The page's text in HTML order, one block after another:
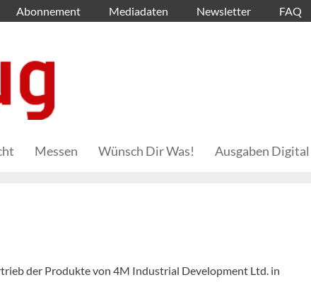
Abonnement Mediadaten Newsletter FAQ
Messen Wünsch Dir Was! Ausgaben Digital
der Produkte von 4M Industrial Development Ltd. in